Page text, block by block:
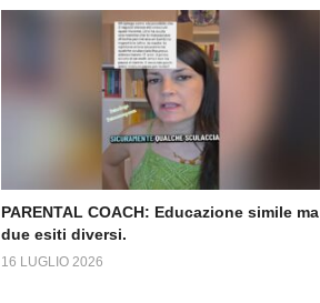
PARENTAL COACH: Educazione simile ma
due esiti diversi.
16 LUGLIO 2026